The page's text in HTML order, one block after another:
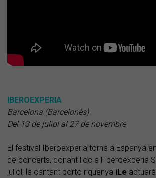
IBEROEXPERIA
Barcelona (Barcelonès)
Del 13 de juliol al 27 de novembre
El festival Iberoexperia torna a Espanya
de concerts, donant lloc a l'Iberoexperia
juliol, la cantant porto riquenya iLe actuarà